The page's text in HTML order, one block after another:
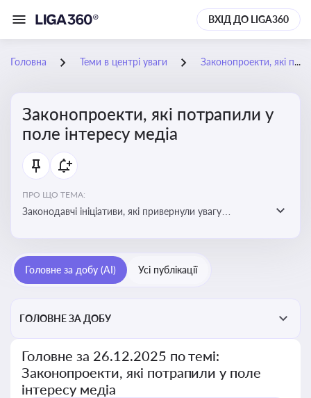
ВХІД ДО LIGA360
Головна Теми в центрі уваги Законопроекти, які потрапили у поле інтересу медіа
Законопроекти, які потрапили у
поле інтересу медіа
ПРО ЩО ТЕМА:
Законодавчі ініціативи, які привернули увагу
прийняття цих проектів пишуть в медіа. Які проекти
викликають найбільше критики
Головне за добу (AI) Усі публікації
ГОЛОВНЕ ЗА ДОБУ
Головне за 26.12.2025 по темі:
Законопроекти, які потрапили у поле
інтересу медіа